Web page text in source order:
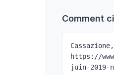
Comment
https://
juin-2019-